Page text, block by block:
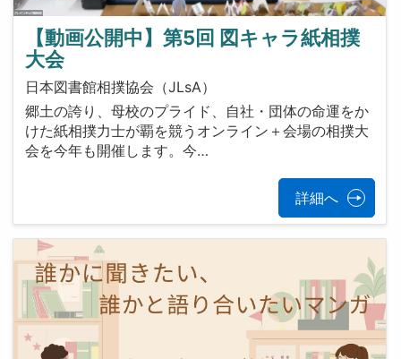
【動画公開中】第5回 図キャラ紙相撲
大会
日本図書館相撲協会（JLsA）
郷土の誇り、母校のプライド、自社・団体の命運をか
けた紙相撲力士が覇を競うオンライン＋会場の相撲大
会を今年も開催します。今…
詳細へ